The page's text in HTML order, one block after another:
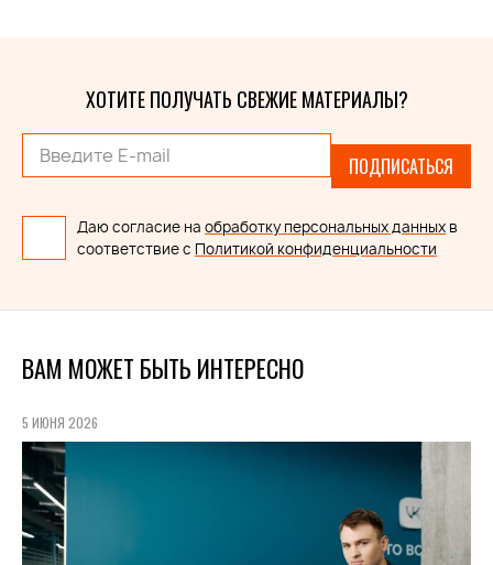
ХОТИТЕ ПОЛУЧАТЬ СВЕЖИЕ МАТЕРИАЛЫ?
ПОДПИСАТЬСЯ
Даю согласие на обработку персональных данных в
соответствие с Политикой конфиденциальности
ВАМ МОЖЕТ БЫТЬ ИНТЕРЕСНО
5 ИЮНЯ 2026